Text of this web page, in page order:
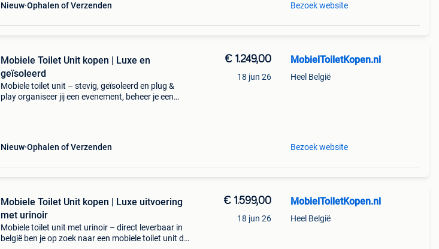
Nieuw Ophalen of Verzenden Bezoek website
Mobiele Toilet Unit kopen | Luxe en
geïsoleerd
Mobiele toilet unit – stevig, geïsoleerd en plug &
play organiseer jij een evenement, beheer je een
Nieuw Ophalen of Verzenden
€ 1.249,00
18 jun 26
MobielToiletKopen.nl
Heel België
Bezoek website
Mobiele Toilet Unit kopen | Luxe uitvoering
met urinoir
Mobiele toilet unit met urinoir – direct leverbaar in
belgië ben je op zoek naar een mobiele toilet unit die
€ 1.599,00
18 jun 26
MobielToiletKopen.nl
Heel België